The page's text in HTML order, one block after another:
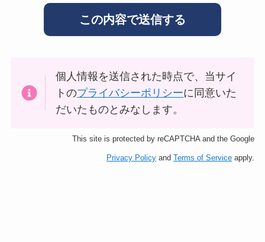
個人情報を送信された時点で、当サイ
トのプライバシーポリシーに同意いた
だいたものとみなします。
This site is protected by reCAPTCHA and the Google
Privacy Policy andTerms of Service apply.